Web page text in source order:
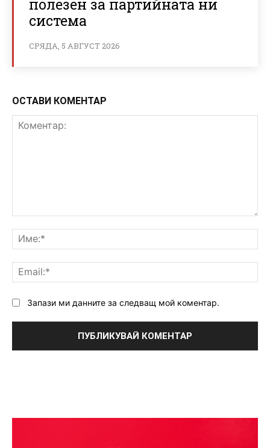
полезен за партийната ни
система
СРЯДА, 5 АВГУСТ 2026
ОСТАВИ КОМЕНТАР
Запази ми данните за следващ мой коментар.